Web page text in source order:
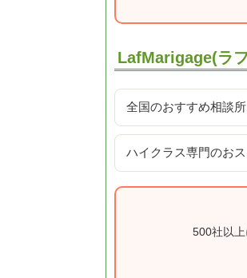
LafMarigage(ラ
全国のおすすめ相談
ハイクラス専門のお
500社以